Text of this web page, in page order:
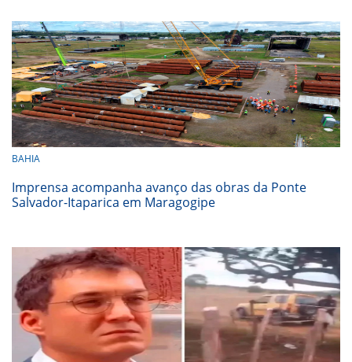
BAHIA
Imprensa acompanha avanço das obras da Ponte
Salvador-Itaparica em Maragogipe